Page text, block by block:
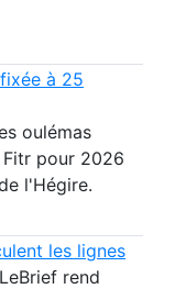
à 25
oulémas
pour 2026
l'Hégire.
les lignes
rend